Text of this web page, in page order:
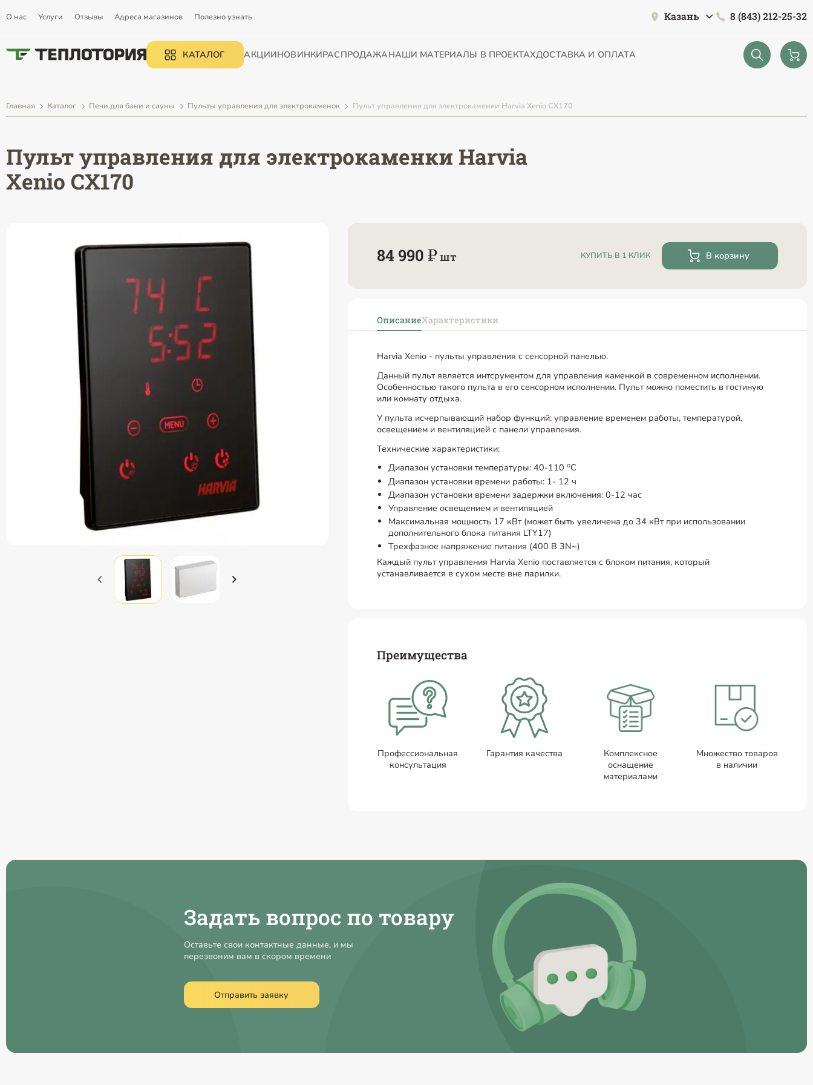
О нас Услуги Отзывы Адреса магазинов Полезно узнать Казань 8 (843) 212-25-32
КАТАЛОГ АКЦИИНОВИНКИРАСПРОДАЖАНАШИ МАТЕРИАЛЫ В ПРОЕКТАХДОСТАВКА И ОПЛАТА
Главная Каталог Печи для бани и сауны Пульты управления для электрокаменок Пульт управления для электрокаменки Harvia Xenio CX170
Пульт управления для электрокаменки Harvia
Xenio CX170
84 990 ₽шт КУПИТЬ В 1 КЛИК В корзину
ОписаниеХарактеристики
Harvia Xenio - пульты управления с сенсорной панелью.
Данный пульт является интсрументом для управления каменкой в современном исполнении.
Особенностью такого пульта в его сенсорном исполнении. Пульт можно поместить в гостиную
или комнату отдыха.
У пульта исчерпывающий набор функций: управление временем работы, температурой,
освещением и вентиляцией с панели управления.
Технические характеристики:
Диапазон установки температуры: 40-110oC
Диапазон установки времени работы: 1- 12 ч
Диапазон установки времени задержки включения: 0-12 час
Управление освещением и вентиляцией
Максимальная мощность 17 кВт (может быть увеличена до 34 кВт при использовании
дополнительного блока питания LTY17)
Трехфазное напряжение питания (400 В 3N~)
Каждый пульт управления Harvia Xenio поставляется с блоком питания, который
устанавливается в сухом месте вне парилки.
Преимущества
Профессиональная
консультация
Гарантия качества
Комплексное
оснащение
материалами
Множество товаров
в наличии
Задать вопрос по товару
Оставьте свои контактные данные, и мы
перезвоним вам в скором времени
Отправить заявку